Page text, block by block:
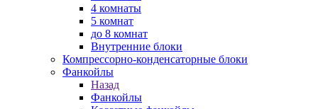
4 комнаты
5 комнат
до 8 комнат
Внутренние блоки
Компрессорно-конденсаторные блоки
Фанкойлы
Назад
Фанкойлы